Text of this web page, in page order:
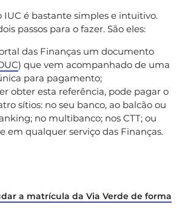
é bastante simples e intuitivo.
passos para o fazer. São eles:
das Finanças um documento
) que vem acompanhado de uma
para pagamento;
obter esta referência, pode pagar o
sítios: no seu banco, ao balcão ou
no multibanco; nos CTT; ou
em qualquer serviço das Finanças.
a matrícula da Via Verde de forma